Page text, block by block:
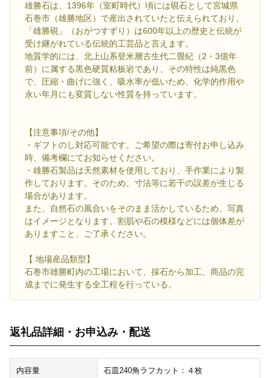
雄勝石は、1396年（室町時代）頃には硯石として宮城県
石巻市（雄勝地区）で産出されていたと伝えられており、
「雄勝硯」（おがつすずり）は600年以上の歴史と伝統が
受け継がれている伝統的工芸品と言えます。
地質学的には、北上山系登米層古生代二畳紀（2・3億年
前）に属する黒色硬質粘板岩であり、その特性は純黒色
で、圧縮・曲げに強く、吸水率が低いため、化学的作用や
永い年月にも変質しない性質を持っています。
【注意事項/その他】
・ギフトのし対応可能です。ご希望の際は寄付お申し込み
時、備考欄にてお知らせください。
・雄勝石製品は天然素材を使用しており、手作業により製
作しております。そのため、寸法等に若干の誤差が生じる
場合があります。
また、自然石の風合いをそのまま活かしているため、写真
はイメージとなります。割肌や石の模様などには個体差が
ありますこと、ご了承ください。
【 地場産品類型】
石巻市雄勝町内の工場において、採石から加工、商品の完
成までに発生する全工程を行っている。
返礼品詳細・お申込み・配送
内容量
石皿240角ラフカット：４枚